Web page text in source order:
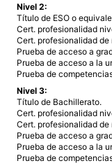
Nivel 2:
Título de ESO o
Cert. profesionalidad
Cert. profesionalidad de
Prueba de acceso a
Prueba de acceso a la
Prueba de
Nivel 3:
Título de Bachillerato.
Cert. profesionalidad
Cert. profesionalidad de
Prueba de acceso a
Prueba de acceso a la
Prueba de